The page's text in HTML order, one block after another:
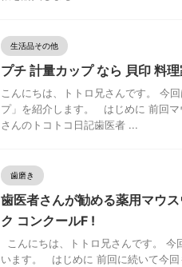
生活品その他
プチ 計量カップ なら 貝印 料
こんにちは、トトロ兄さんです。 今
プ」を紹介します。 はじめに 前回
さんのトコトコ日記歯医者 ...
歯磨き
歯医者さんが勧める薬用マウ
ク コンクールF !
こんにちは、トトロ兄さんです。 今
います。 はじめに 前回に続いて今回